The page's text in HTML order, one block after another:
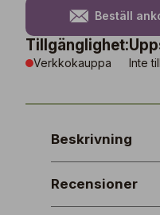
Beställ
Tillgänglighet:
Verkkokauppa Inte
Beskrivning
Recensioner